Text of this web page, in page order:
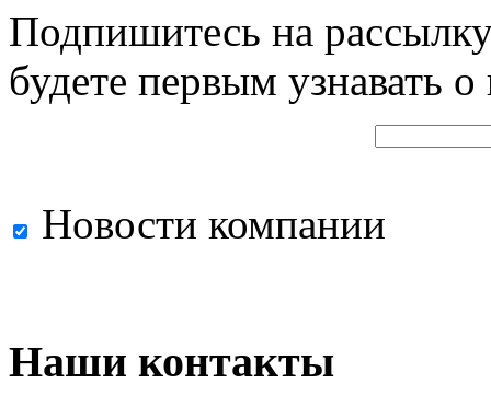
Подпишитесь на
будете первым узнавать
Новости компании
Наши контакты